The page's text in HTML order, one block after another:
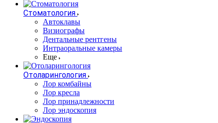
Стоматология
Автоклавы
Визиографы
Дентальные рентгены
Интраоральные камеры
Еще
Отоларингология
Лор комбайны
Лор кресла
Лор принадлежности
Лор эндоскопия